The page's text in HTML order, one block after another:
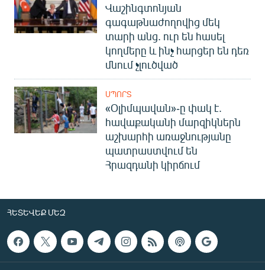
Վաշինգտոնյան
գագաթնաժողովից մեկ
տարի անց. ուր են հասել
կողմերը և ինչ հարցեր են դեռ
մնում չլուծված
ՍՊՈՐՏ
«Օլիմպավան»-ը փակ է.
հավաքականի մարզիկներն
աշխարհի առաջնությանը
պատրաստվում են
Հրազդանի կիրճում
ՀԵՏԵՎԵՔ ՄԵԶ